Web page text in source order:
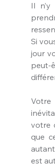
Il
Si
jour
peut-
votre
que
est